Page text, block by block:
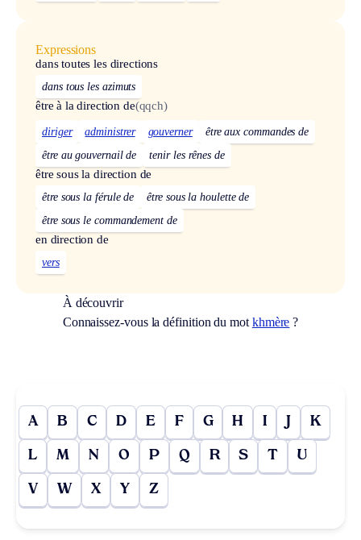
Expressions
dans toutes les directions
dans tous les azimuts
être à la direction de(qqch)
diriger administrer gouverner
être aux commandes de
être au gouvernail de
tenir les rênes de
être sous la direction de
être sous la férule de
être sous la houlette de
être sous le commandement de
en direction de
vers
À découvrir
Connaissez-vous la définition du mot khmère ?
A B C D E F G H I J K
L M N O P Q R S T U
V W X Y Z